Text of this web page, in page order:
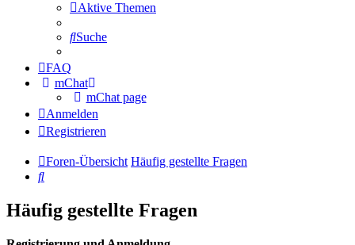
Aktive Themen
Suche
FAQ
mChat
mChat page
Anmelden
Registrieren
Foren-Übersicht Häufig gestellte Fragen
Suche
Häufig gestellte Fragen